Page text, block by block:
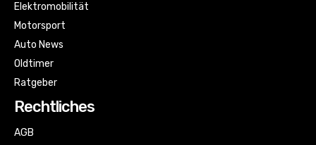
Elektromobilität
Motorsport
Auto News
Oldtimer
Ratgeber
Rechtliches
AGB